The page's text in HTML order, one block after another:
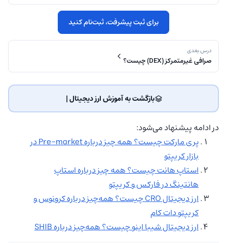
برای ثبت پیشرفت، ثبت‌نام کنید
درس بعدی
صرافی‌ غیرمتمرکز (DEX) چیست؟
بازگشت به آموزش ارز دیجیتال | ‌
در ادامه پیشنهاد می‌شود:
پری مارکت چیست؟ همه چیز درباره Pre-market در
بازار کریپتو
استاپ هانت چیست؟ همه چیز درباره استاپ
هانتینگ در فارکس و کریپتو
ارز دیجیتال CRO چیست؟ همه‌چیز درباره کرونوس و
کریپتو دات کام
ارز دیجیتال شیبا اینو چیست؟ همه‌چیز درباره SHIB